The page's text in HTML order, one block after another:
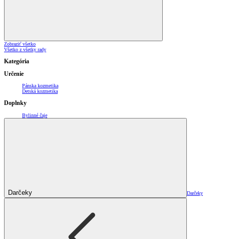
Zobraziť všetko
Všetko z všetky rady
Kategória
Určenie
Pánska kozmetika
Detská kozmetika
Doplnky
Bylinné čaje
Darčeky Darčeky